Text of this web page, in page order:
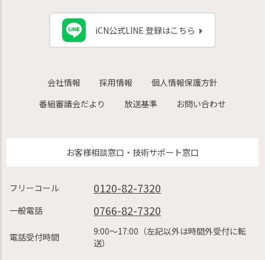
iCN公式LINE 登録はこちら
会社情報 採用情報
個人情報保護方針
番組審議会だより
放送基準 お問い合わせ
お客様相談窓口・技術サポート窓口
フリーコール 0120-82-7320
一般電話 0766-82-7320
電話受付時間
9:00〜17:00（左記以外は時間外受付に転
送）